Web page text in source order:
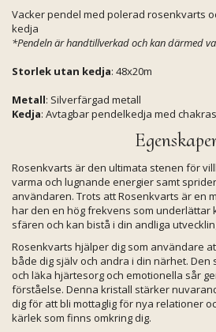
Vacker pendel med polerad rosenkvarts
kedja
*Pendeln är handtillverkad och kan därmed
Storlek utan kedja: 48x20m
Metall: Silverfärgad metall
Kedja: Avtagbar pendelkedja med
Rosenkvarts är den ultimata stenen för
varma och lugnande energier samt
användaren. Trots att Rosenkvarts är en
har den en hög frekvens som underlättar
sfären och kan bistå i din andliga
Rosenkvarts hjälper dig som användare
både dig själv och andra i din närhet. Den
och läka hjärtesorg och emotionella sår
förståelse. Denna kristall stärker
dig för att bli mottaglig för nya relationer
kärlek som finns omkring dig.